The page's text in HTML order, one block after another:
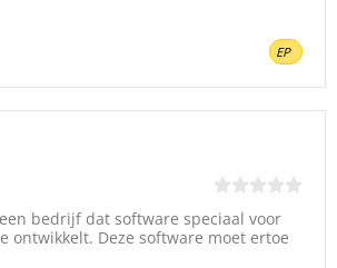
EP
bedrijf dat software speciaal voor
ontwikkelt. Deze software moet ertoe